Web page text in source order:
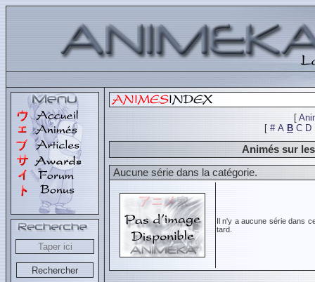
[
[ # A B C D
Animés sur
Aucune série dans la catégorie.
Il n'y a aucune série dans
tard.